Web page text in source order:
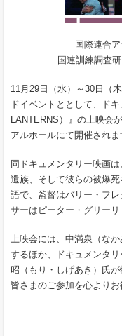
国際連合
国連訓練調査
11月29日（水）～30日（
ドイベントととして、ド
LANTERNS）』の上映会
アルホールにて開催されま
同ドキュメンタリー映画
遺族、そして彼らの被爆
語で、監督はバリー・フ
サーはピーター・グリーリ
上映会には、中満泉（な
するほか、ドキュメンタ
昭（もり・しげあき）氏
皆さまのご参加を心よりお